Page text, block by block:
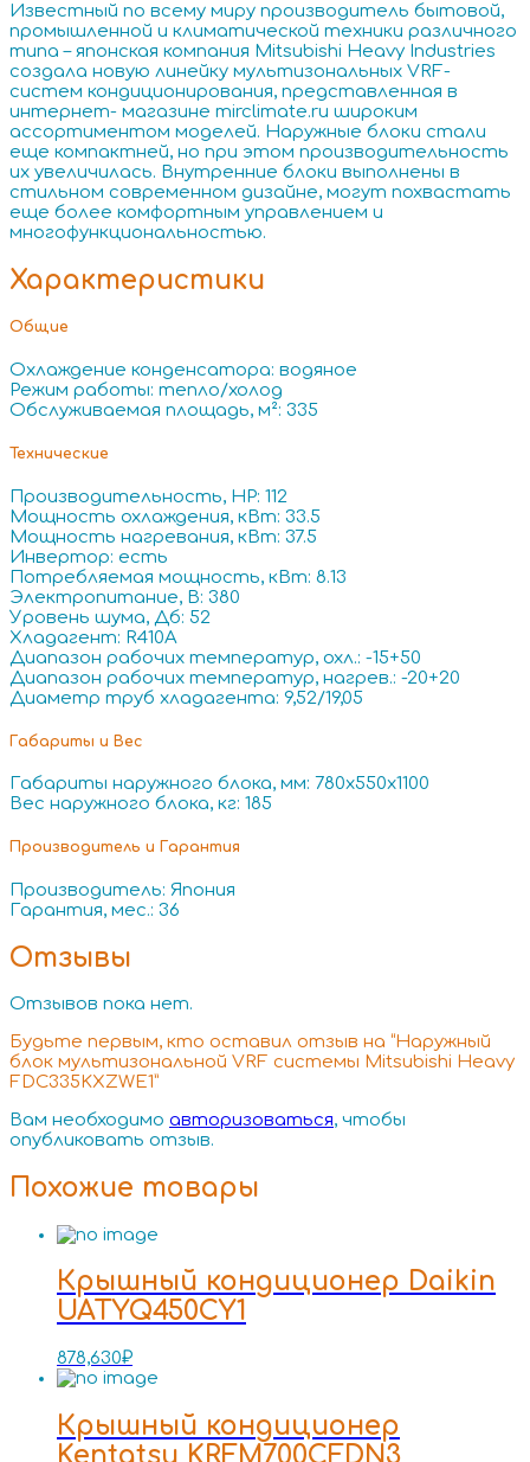
Известный по всему миру производитель бытовой,
промышленной и климатической техники различного
типа – японская компания Mitsubishi Heavy Industries
создала новую линейку мультизональных VRF-
систем кондиционирования, представленная в
интернет- магазине mirclimate.ru широким
ассортиментом моделей. Наружные блоки стали
еще компактней, но при этом производительность
их увеличилась. Внутренние блоки выполнены в
стильном современном дизайне, могут похвастать
еще более комфортным управлением и
многофункциональностью.
Характеристики
Общие
Охлаждение конденсатора: водяное
Режим работы: тепло/холод
Обслуживаемая площадь, м²: 335
Технические
Производительность, HP: 112
Мощность охлаждения, кВт: 33.5
Мощность нагревания, кВт: 37.5
Инвертор: есть
Потребляемая мощность, кВт: 8.13
Электропитание, В: 380
Уровень шума, Дб: 52
Хладагент: R410A
Диапазон рабочих температур, охл.: -15+50
Диапазон рабочих температур, нагрев.: -20+20
Диаметр труб хладагента: 9,52/19,05
Габариты и Вес
Габариты наружного блока, мм: 780x550x1100
Вес наружного блока, кг: 185
Производитель и Гарантия
Производитель: Япония
Гарантия, мес.: 36
Отзывы
Отзывов пока нет.
Будьте первым, кто оставил отзыв на “Наружный
блок мультизональной VRF системы Mitsubishi Heavy
FDC335KXZWE1”
Вам необходимо авторизоваться, чтобы
опубликовать отзыв.
Похожие товары
Крышный кондиционер Daikin
UATYQ450CY1
878,630₽
Крышный кондиционер
Kentatsu KRFM700CFDN3